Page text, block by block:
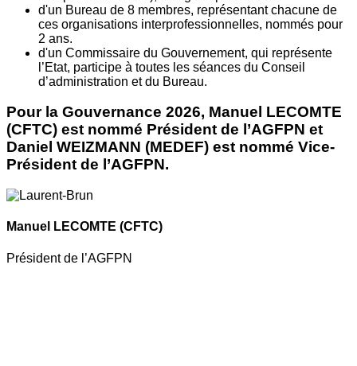
d'un Bureau de 8 membres, représentant chacune de
ces organisations interprofessionnelles, nommés pour
2 ans.
d'un Commissaire du Gouvernement, qui représente
l’Etat, participe à toutes les séances du Conseil
d’administration et du Bureau.
Pour la Gouvernance 2026, Manuel LECOMTE
(CFTC) est nommé Président de l’AGFPN et
Daniel WEIZMANN (MEDEF) est nommé Vice-
Président de l’AGFPN.
Manuel LECOMTE (CFTC)
Président de l’AGFPN